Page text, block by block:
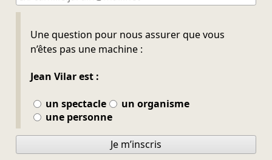
Une question pour nous assurer que vous
n’êtes pas une machine :
Jean Vilar est :
un spectacle
un organisme
une personne
Ne pas remplir
Je m’inscris